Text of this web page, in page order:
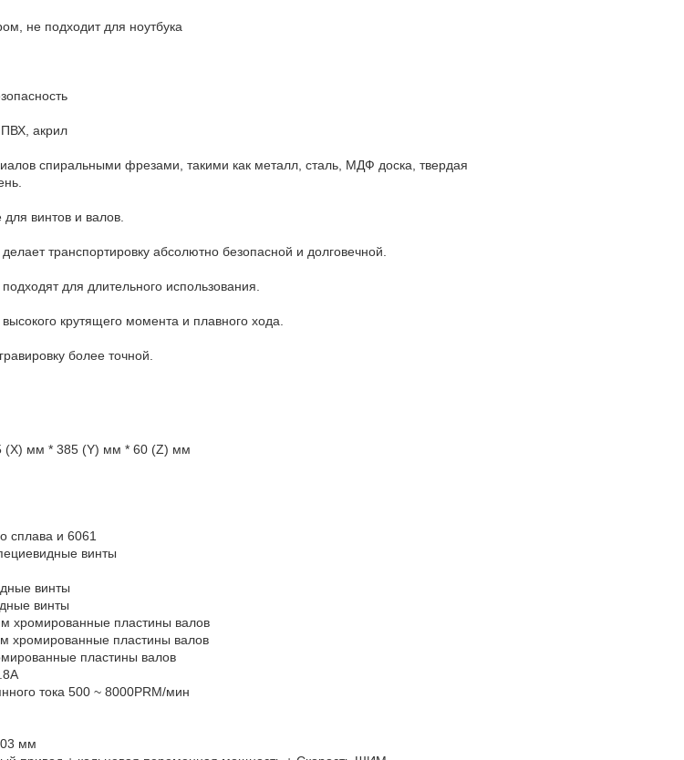
не подходит для ноутбука
акрил
спиральными фрезами, такими как металл, сталь, МДФ доска, твердая
винтов и валов.
транспортировку абсолютно безопасной и долговечной.
для длительного использования.
крутящего момента и плавного хода.
более точной.
(X) мм * 385 (Y) мм * 60 (Z) мм
сплава и 6061
винты
винты
винты
хромированные пластины валов
хромированные пластины валов
пластины валов
тока 500 ~ 8000PRM/мин
мм